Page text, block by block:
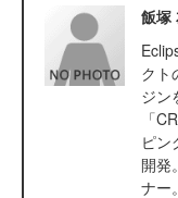
飯塚
クト
ジン
「
ピン
開発
ナー